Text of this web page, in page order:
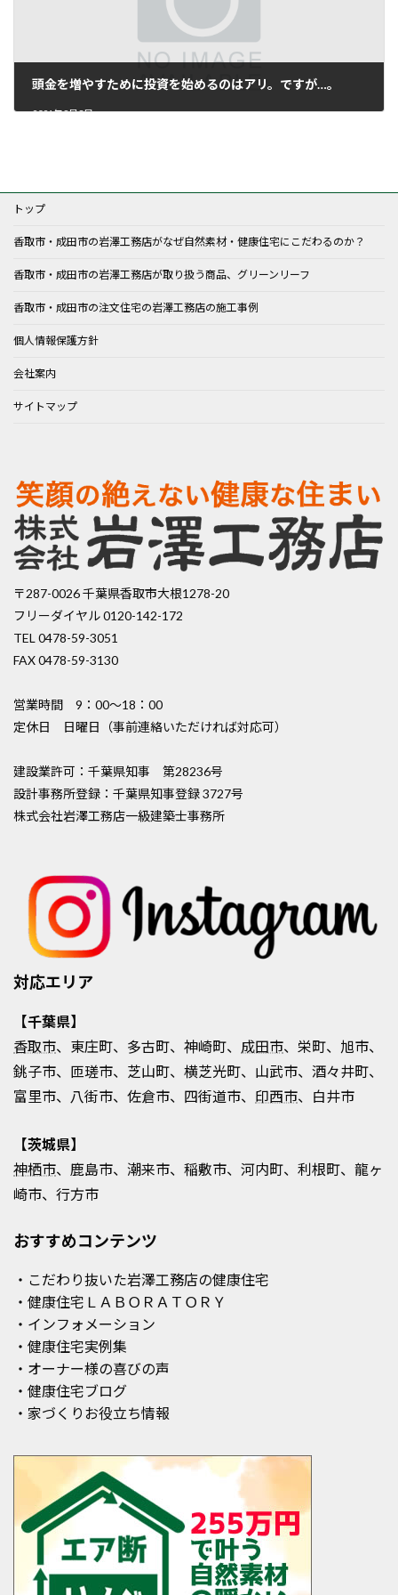
頭金を増やすために投資を始めるのはアリ。ですが…。
2021年8月3日
トップ
香取市・成田市の岩澤工務店がなぜ自然素材・健康住宅にこだわるのか？
香取市・成田市の岩澤工務店が取り扱う商品、グリーンリーフ
香取市・成田市の注文住宅の岩澤工務店の施工事例
個人情報保護方針
会社案内
サイトマップ
〒287-0026 千葉県香取市大根1278-20
フリーダイヤル 0120-142-172
TEL 0478-59-3051
FAX 0478-59-3130
営業時間 9：00〜18：00
定休日 日曜日（事前連絡いただければ対応可）
建設業許可：千葉県知事 第28236号
設計事務所登録：千葉県知事登録 3727号
株式会社岩澤工務店一級建築士事務所
対応エリア
【千葉県】
香取市、東庄町、多古町、神崎町、 成田市、栄町、旭市、
銚子市、匝瑳市、芝山町、横芝光町、山武市、酒々井町、
富里市、八街市、佐倉市、四街道市、 印西市、白井市
【茨城県】
神栖市、鹿島市、潮来市、稲敷市、河内町、利根町、龍ヶ
崎市、行方市
おすすめコンテンツ
・こだわり抜いた岩澤工務店の健康住宅
・健康住宅ＬＡＢＯＲＡＴＯＲＹ
・インフォメーション
・健康住宅実例集
・オーナー様の喜びの声
・健康住宅ブログ
・家づくりお役立ち情報